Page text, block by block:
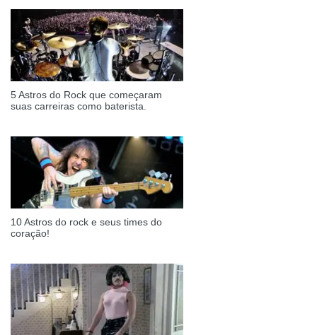
5 Astros do Rock que começaram
suas carreiras como baterista.
10 Astros do rock e seus times do
coração!